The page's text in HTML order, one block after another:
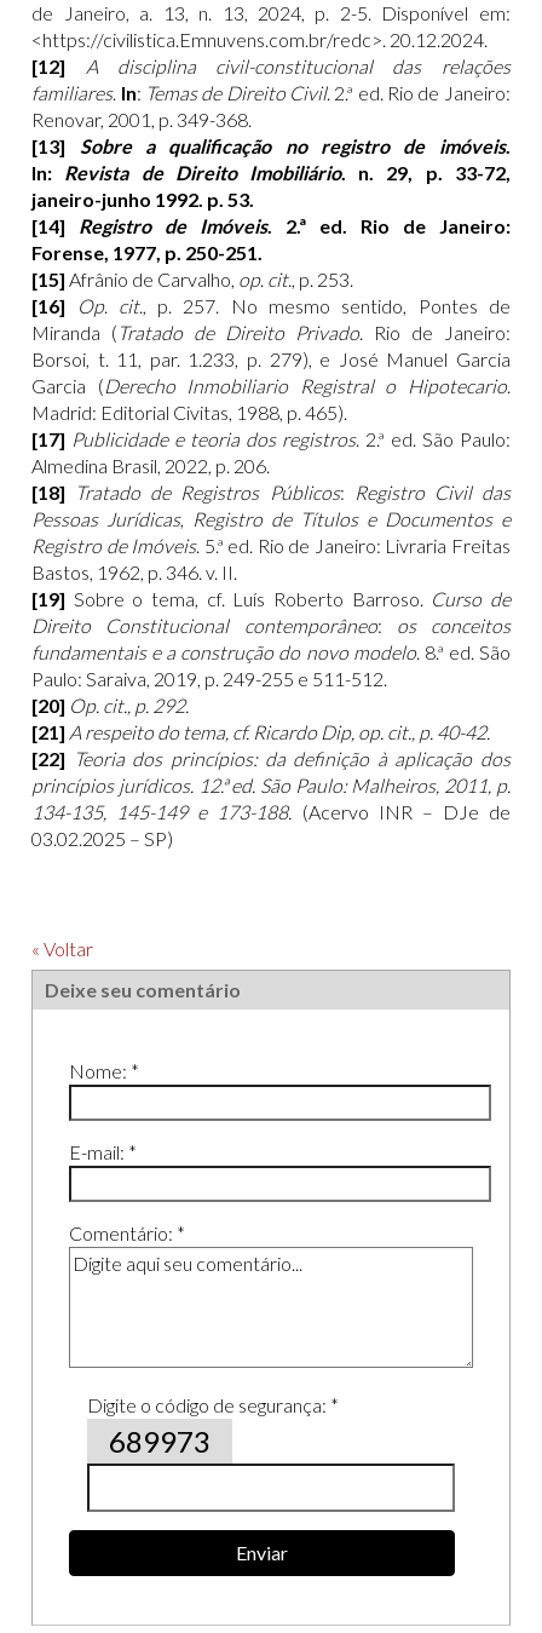
de Janeiro, a. 13, n. 13, 2024, p. 2-5. Disponível em:
<https://civilistica.Emnuvens.com.br/redc>. 20.12.2024.
[12] A disciplina civil-constitucional das relações
familiares. In: Temas de Direito Civil. 2.ª ed. Rio de Janeiro:
Renovar, 2001, p. 349-368.
[13] Sobre a qualificação no registro de imóveis.
In: Revista de Direito Imobiliário. n. 29, p. 33-72,
janeiro-junho 1992. p. 53.
[14] Registro de Imóveis. 2.ª ed. Rio de Janeiro:
Forense, 1977, p. 250-251.
[15]Afrânio de Carvalho, op. cit., p. 253.
[16]
Op. cit., p. 257. No mesmo sentido, Pontes de
Miranda ( Tratado de Direito Privado. Rio de Janeiro:
Borsoi, t. 11, par. 1.233, p. 279), e José Manuel Garcia
Garcia (Derecho Inmobiliario Registral o Hipotecario.
Madrid: Editorial Civitas, 1988, p. 465).
[17] Publicidade e teoria dos registros. 2.ª ed. São Paulo:
Almedina Brasil, 2022, p. 206.
[18]
Tratado de Registros Públicos: Registro Civil das
Pessoas Jurídicas, Registro de Títulos e Documentos e
Registro de Imóveis. 5.ª ed. Rio de Janeiro: Livraria Freitas
Bastos, 1962, p. 346. v. II.
[19] Sobre o tema, cf. Luís Roberto Barroso. Curso de
Direito Constitucional contemporâneo: os conceitos
fundamentais e a construção do novo modelo. 8.ª ed. São
Paulo: Saraiva, 2019, p. 249-255 e 511-512.
[20] Op. cit., p. 292.
[21] A respeito do tema, cf. Ricardo Dip, op. cit., p. 40-42.
[22] Teoria dos princípios: da definição à aplicação dos
princípios jurídicos. 12.ª ed. São Paulo: Malheiros, 2011, p.
134-135, 145-149 e 173-188. (Acervo INR – DJe de
03.02.2025 – SP)
« Voltar
Deixe seu comentário
Nome: *
E-mail: *
Comentário: *
Digite o código de segurança: *
689973
Enviar